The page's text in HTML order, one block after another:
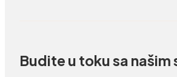
Budite u toku sa